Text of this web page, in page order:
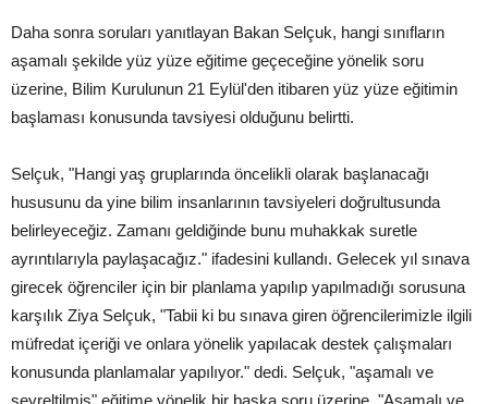
Daha sonra soruları yanıtlayan Bakan Selçuk, hangi sınıfların
aşamalı şekilde yüz yüze eğitime geçeceğine yönelik soru
üzerine, Bilim Kurulunun 21 Eylül'den itibaren yüz yüze eğitimin
başlaması konusunda tavsiyesi olduğunu belirtti.
Selçuk, "Hangi yaş gruplarında öncelikli olarak başlanacağı
hususunu da yine bilim insanlarının tavsiyeleri doğrultusunda
belirleyeceğiz. Zamanı geldiğinde bunu muhakkak suretle
ayrıntılarıyla paylaşacağız." ifadesini kullandı. Gelecek yıl sınava
girecek öğrenciler için bir planlama yapılıp yapılmadığı sorusuna
karşılık Ziya Selçuk, "Tabii ki bu sınava giren öğrencilerimizle ilgili
müfredat içeriği ve onlara yönelik yapılacak destek çalışmaları
konusunda planlamalar yapılıyor." dedi. Selçuk, "aşamalı ve